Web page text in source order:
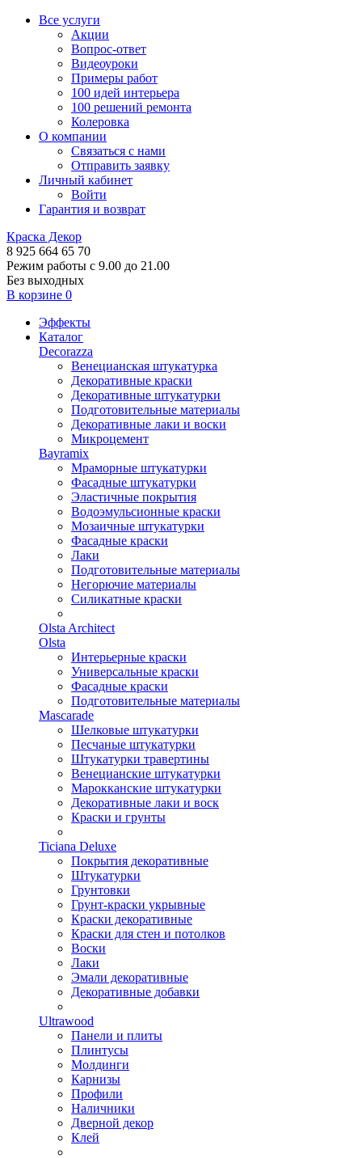
Все услуги
Акции
Вопрос-ответ
Видеоуроки
Примеры работ
100 идей интерьера
100 решений ремонта
Колеровка
О компании
Связаться с нами
Отправить заявку
Личный кабинет
Войти
Гарантия и возврат
Краска Декор
8 925 664 65 70
Режим работы с 9.00 до 21.00
Без выходных
В корзине 0
Эффекты
Каталог
Decorazza
Венецианская штукатурка
Декоративные краски
Декоративные штукатурки
Подготовительные материалы
Декоративные лаки и воски
Микроцемент
Bayramix
Мраморные штукатурки
Фасадные штукатурки
Эластичные покрытия
Водоэмульсионные краски
Мозаичные штукатурки
Фасадные краски
Лаки
Подготовительные материалы
Негорючие материалы
Силикатные краски
Olsta Architect
Olsta
Интерьерные краски
Универсальные краски
Фасадные краски
Подготовительные материалы
Mascarade
Шелковые штукатурки
Песчаные штукатурки
Штукатурки травертины
Венецианские штукатурки
Марокканские штукатурки
Декоративные лаки и воск
Краски и грунты
Ticiana Deluxe
Покрытия декоративные
Штукатурки
Грунтовки
Грунт-краски укрывные
Краски декоративные
Краски для стен и потолков
Воски
Лаки
Эмали декоративные
Декоративные добавки
Ultrawood
Панели и плиты
Плинтусы
Молдинги
Карнизы
Профили
Наличники
Дверной декор
Клей